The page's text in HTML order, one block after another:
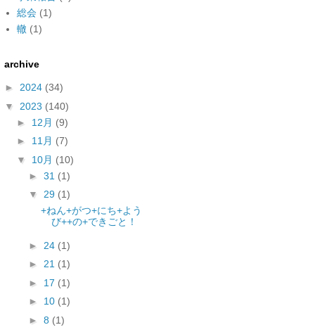
総会 (1)
轍 (1)
archive
► 2024 (34)
▼ 2023 (140)
► 12月 (9)
► 11月 (7)
▼ 10月 (10)
► 31 (1)
▼ 29 (1)
+ねん+がつ+にち+よう
び++の+できごと！
► 24 (1)
► 21 (1)
► 17 (1)
► 10 (1)
► 8 (1)